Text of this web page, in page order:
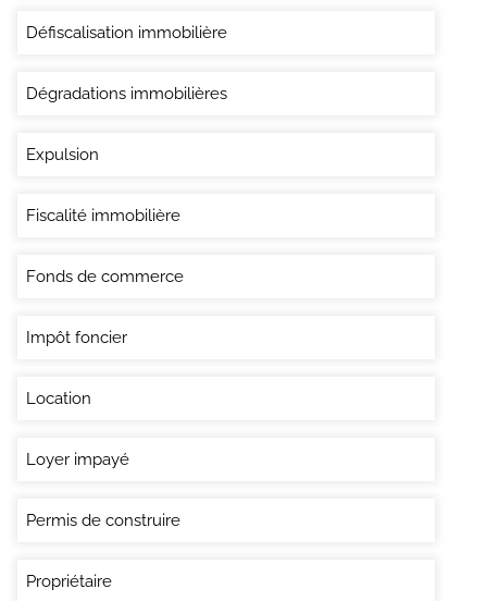
Défiscalisation immobilière
Dégradations immobilières
Expulsion
Fiscalité immobilière
Fonds de commerce
Impôt foncier
Location
Loyer impayé
Permis de construire
Propriétaire